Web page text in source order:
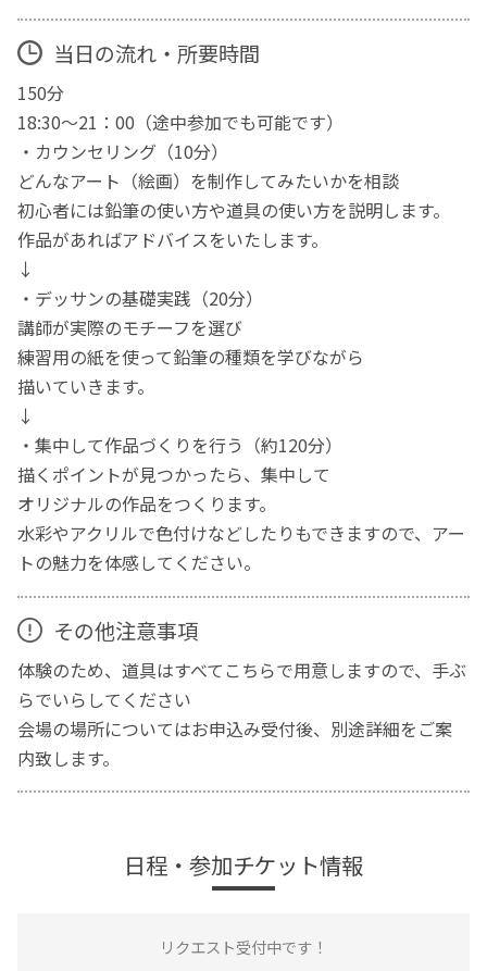
当日の流れ・所要時間
150分
18:30～21：00（途中参加でも可能です）
・カウンセリング（10分）
どんなアート（絵画）を制作してみたいかを相談
初心者には鉛筆の使い方や道具の使い方を説明します。
作品があればアドバイスをいたします。
↓
・デッサンの基礎実践（20分）
講師が実際のモチーフを選び
練習用の紙を使って鉛筆の種類を学びながら
描いていきます。
↓
・集中して作品づくりを行う（約120分）
描くポイントが見つかったら、集中して
オリジナルの作品をつくります。
水彩やアクリルで色付けなどしたりもできますので、アー
トの魅力を体感してください。
その他注意事項
体験のため、道具はすべてこちらで用意しますので、手ぶ
らでいらしてください
会場の場所についてはお申込み受付後、別途詳細をご案
内致します。
日程・参加チケット情報
リクエスト受付中です！